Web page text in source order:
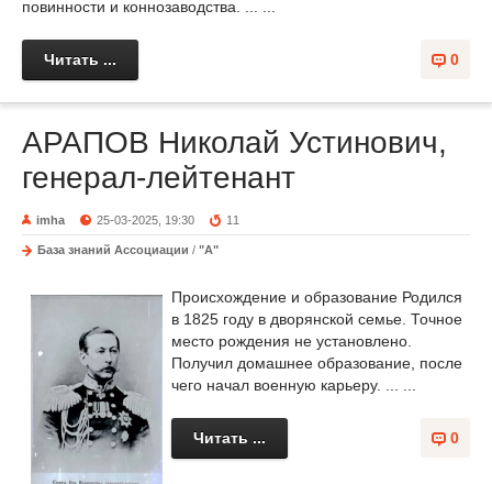
повинности и коннозаводства. ... ...
0
Читать ...
АРАПОВ Николай Устинович,
генерал-лейтенант
imha 25-03-2025, 19:30 11
База знаний Ассоциации / "А"
Происхождение и образование Родился
в 1825 году в дворянской семье. Точное
место рождения не установлено.
Получил домашнее образование, после
чего начал военную карьеру. ... ...
0
Читать ...